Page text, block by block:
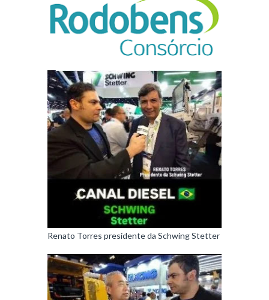
Renato Torres presidente da Schwing Stetter